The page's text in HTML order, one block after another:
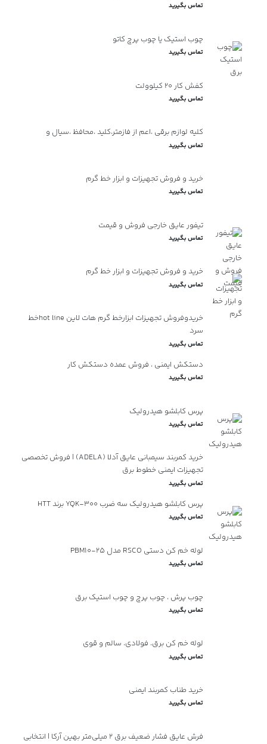
تماس بگیرید
چوب استیک یا چوب پرچ کاتو
تماس بگیرید
کفش کار 20 کیلوولت
تماس بگیرید
کلیه لوازم برقی ،اعم از فازمتر،کلید ،محافظ ،سیال و
تماس بگیرید
خرید و فروش تجهیزات و ابزار خط گرم
تماس بگیرید
تیفور عایق خارجی فروش و قیمت
تماس بگیرید
خرید و فروش تجهیزات و ابزار خط گرم
تماس بگیرید
خریدوفروش تجهیزات ابزارخط گرم هات لاین hot lineخط
سرد
تماس بگیرید
دستکش ایمنی ، فروش عمده دستکش کار
تماس بگیرید
پرس کابلشو هیدرولیک
تماس بگیرید
خرید کمربند سیمبانی عایق آدلا (ADELA) | فروش تخصصی
تجهیزات ایمنی خطوط برق
تماس بگیرید
پرس کابلشو هیدرولیک سه ضرب YQK-300 برند HTT
تماس بگیرید
لوله خم کن دستی RSCO مدل PBM10-25
تماس بگیرید
چوب پرش ، چوب پرچ و چوب استیک برق
تماس بگیرید
لوله خم کن برق، فولادی، سالم و قوی
تماس بگیرید
خرید طناب کمربند ایمنی
تماس بگیرید
فرش عایق فشار ضعیف برق ۲ میلی‌متر بهین آرکا | انتخابی